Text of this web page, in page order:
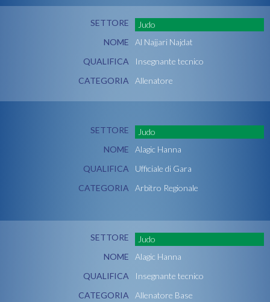
SETTORE
Judo
NOME
Al Najjari Najdat
QUALIFICA
Insegnante tecnico
CATEGORIA
Allenatore
SETTORE
Judo
NOME
Alagic Hanna
QUALIFICA
Ufficiale di Gara
CATEGORIA
Arbitro Regionale
SETTORE
Judo
NOME
Alagic Hanna
QUALIFICA
Insegnante tecnico
CATEGORIA
Allenatore Base